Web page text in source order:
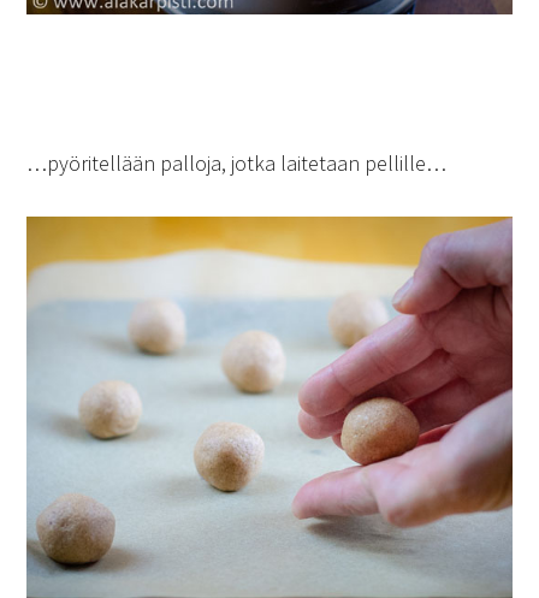
…pyöritellään palloja, jotka laitetaan pellille…